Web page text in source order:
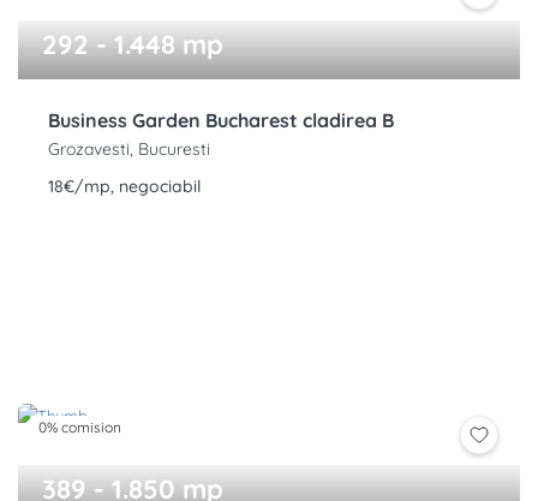
292 - 1.448 mp
Business Garden Bucharest cladirea B
Grozavesti, Bucuresti
18€/mp, negociabil
0% comision
389 - 1.850 mp